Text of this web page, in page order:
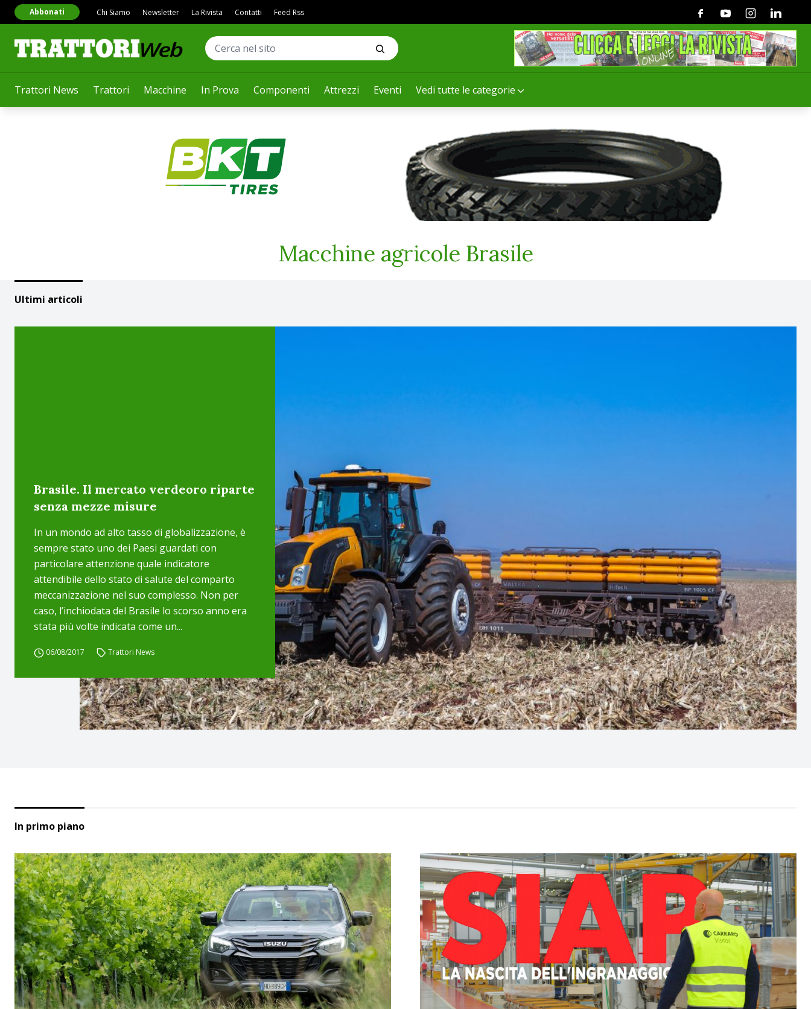
Trattori News Trattori Macchine In Prova Componenti Attrezzi Eventi Vedi tutte le categorie
Abbonati Chi Siamo Newsletter La Rivista Contatti Feed Rss FacebookYoutubeInstagramLinkedin
Macchine agricole Brasile
Ultimi articoli
Brasile. Il mercato verdeoro riparte
senza mezze misure
In un mondo ad alto tasso di globalizzazione, è
sempre stato uno dei Paesi guardati con
particolare attenzione quale indicatore
attendibile dello stato di salute del comparto
meccanizzazione nel suo complesso. Non per
caso, l’inchiodata del Brasile lo scorso anno era
stata più volte indicata come un...
06/08/2017 Trattori News
In primo piano